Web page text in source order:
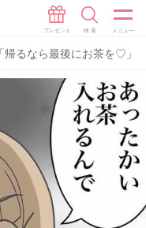
帰るなら最後にお茶を♡」